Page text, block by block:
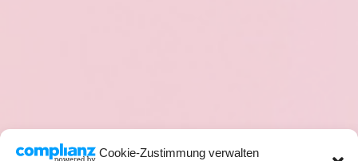
Cookie-Zustimmung verwalten